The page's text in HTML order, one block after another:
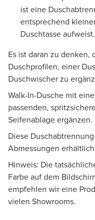
ist eine
entsprechend
Duschtasse aufweist.
Es ist daran zu
Duschprofilen, einer
Duschwischer zu
Walk-In-Dusche mit
passenden,
Seifenablage ergänzen.
Diese
Abmessungen
Hinweis: Die
Farbe auf dem
empfehlen wir eine
vielen Showrooms.